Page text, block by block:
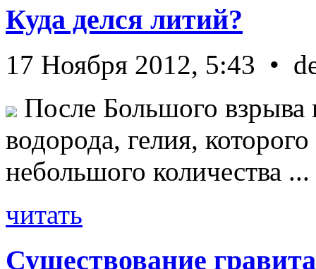
Куда делся литий?
17 Ноября 2012, 5:43 •
После Большого взрыва
водорода, гелия,
небольшого количества ...
читать
Существование